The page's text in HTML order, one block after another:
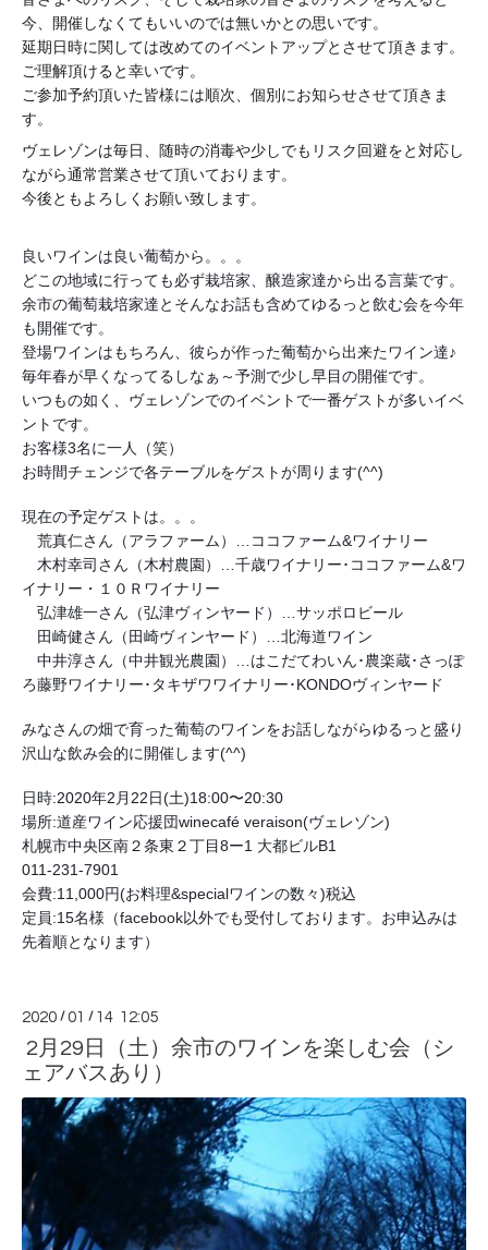
今、開催しなくてもいいのでは無いかとの思いです。
延期日時に関しては改めてのイベントアップとさせて頂きます。
ご理解頂けると幸いです。
ご参加予約頂いた皆様には順次、個別にお知らせさせて頂きま
す。
ヴェレゾンは毎日、随時の消毒や少しでもリスク回避をと対応し
ながら通常営業させて頂いております。
今後ともよろしくお願い致します。
良いワインは良い葡萄から。。。
どこの地域に行っても必ず栽培家、醸造家達から出る言葉です。
余市の葡萄栽培家達とそんなお話も含めてゆるっと飲む会を今年
も開催です。
登場ワインはもちろん、彼らが作った葡萄から出来たワイン達♪
毎年春が早くなってるしなぁ～予測で少し早目の開催です。
いつもの如く、ヴェレゾンでのイベントで一番ゲストが多いイベ
ントです。
お客様3名に一人（笑）
お時間チェンジで各テーブルをゲストが周ります(^^)
現在の予定ゲストは。。。
荒真仁さん（アラファーム）…ココファーム&ワイナリー
木村幸司さん（木村農園）…千歳ワイナリー･ココファーム&ワ
イナリー・１０Ｒワイナリー
弘津雄一さん（弘津ヴィンヤード）…サッポロビール
田崎健さん（田崎ヴィンヤード）…北海道ワイン
中井淳さん（中井観光農園）…はこだてわいん･農楽蔵･さっぽ
ろ藤野ワイナリー･タキザワワイナリー･KONDOヴィンヤード
みなさんの畑で育った葡萄のワインをお話しながらゆるっと盛り
沢山な飲み会的に開催します(^^)
日時:2020年2月22日(土)18:00〜20:30
場所:道産ワイン応援団winecafé veraison(ヴェレゾン)
札幌市中央区南２条東２丁目8ー1 大都ビルB1
011-231-7901
会費:11,000円(お料理&specialワインの数々)税込
定員:15名様（facebook以外でも受付しております。お申込みは
先着順となります）
2020 /01 / 14 12:05
2月29日（土）余市のワインを楽しむ会（シ
ェアバスあり）